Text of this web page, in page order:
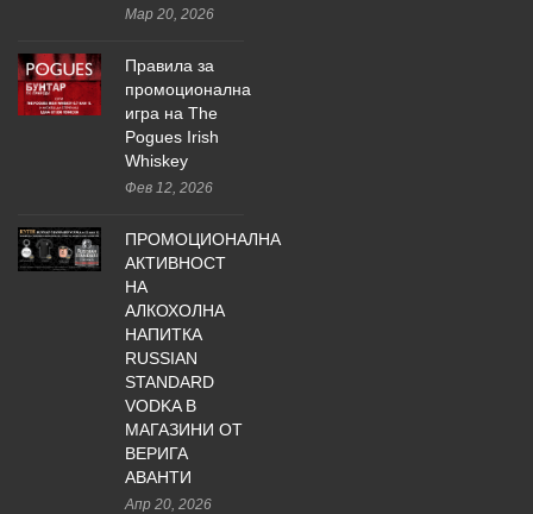
Мар 20, 2026
Правила за
промоционална
игра на The
Pogues Irish
Whiskey
Фев 12, 2026
ПРОМОЦИОНАЛНА
АКТИВНОСТ
НА
АЛКОХОЛНА
НАПИТКА
RUSSIAN
STANDARD
VODKA В
МАГАЗИНИ ОТ
ВЕРИГА
АВАНТИ
Апр 20, 2026